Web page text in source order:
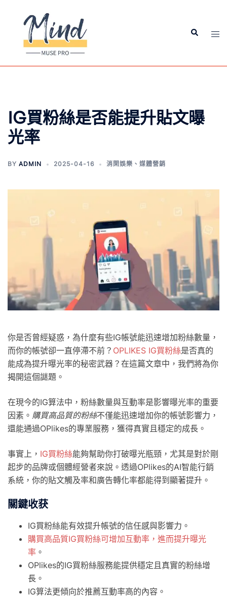
IG買粉絲是否能提升貼文曝
光率
BY ADMIN 2025-04-16 消閑娛樂 、 媒體營銷
你是否曾經疑惑，為什麼有些IG帳號能迅速增加粉絲數量，
而你的帳號卻一直停滯不前？ OPLIKES IG買粉絲是否真的
能成為提升曝光率的秘密武器？在這篇文章中，我們將為你
揭開這個謎題。
在現今的IG算法中，粉絲數量與互動率是影響曝光率的重要
因素。 購買高品質的粉絲不僅能迅速增加你的帳號影響力，
還能通過OPlikes的專業服務，獲得真實且穩定的成長。
事實上， IG買粉絲能夠幫助你打破曝光瓶頸，尤其是對於剛
起步的品牌或個體經營者來說。透過OPlikes的AI智能行銷
系統，你的貼文觸及率和廣告轉化率都能得到顯著提升。
關鍵收获
IG買粉絲能有效提升帳號的信任感與影響力。
購買高品質IG買粉絲可增加互動率，進而提升曝光
率 。
OPlikes的IG買粉絲服務能提供穩定且真實的粉絲增
長。
IG算法更傾向於推薦互動率高的內容。